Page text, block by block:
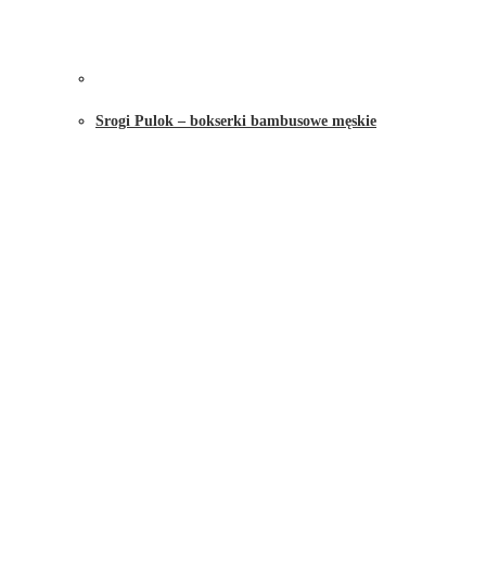
Srogi Pulok – bokserki bambusowe męskie